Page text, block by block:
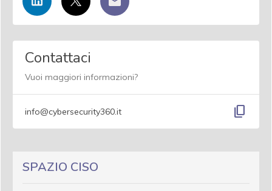
Contattaci
Vuoi maggiori informazioni?
info@cybersecurity360.it content_copy
SPAZIO CISO